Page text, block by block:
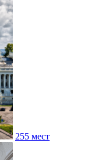
255 мест